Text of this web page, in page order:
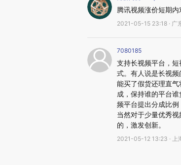
腾讯视频涨价短期
2021-05-15 23:18 · 广
7080185
支持长视频平台，
式。有人说是长视
能买了假货还理直
成，保持谁的平台
频平台提出分成比
当然对于少量优秀
的，激发创新。
2021-05-12 13:23 · 上